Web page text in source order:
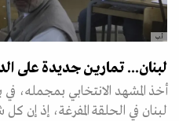
أ.ب
لبنان... تمارين جديدة على
أخذ المشهد الانتخابي بمجمله،
لبنان في الحلقة المفرغة، إذ إن